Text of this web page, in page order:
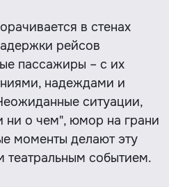
в стенах
рейсов
пассажиры – с их
надеждами и
ситуации,
ни о чем", юмор на грани
моменты делают эту
театральным событием.